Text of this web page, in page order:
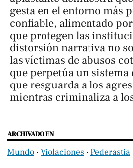
gesta en el entorno más
confiable, alimentado
que protegen las
distorsión narrativa no
las víctimas de abusos
que perpetúa un
que resguarda a los
mientras criminaliza a
ARCHIVADO EN
Mundo ‧ Violaciones ‧ Pederastia